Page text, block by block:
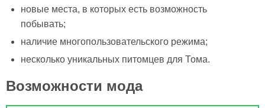
новые места, в которых есть возможность
побывать;
наличие многопользовательского режима;
несколько уникальных питомцев для Тома.
Возможности мода